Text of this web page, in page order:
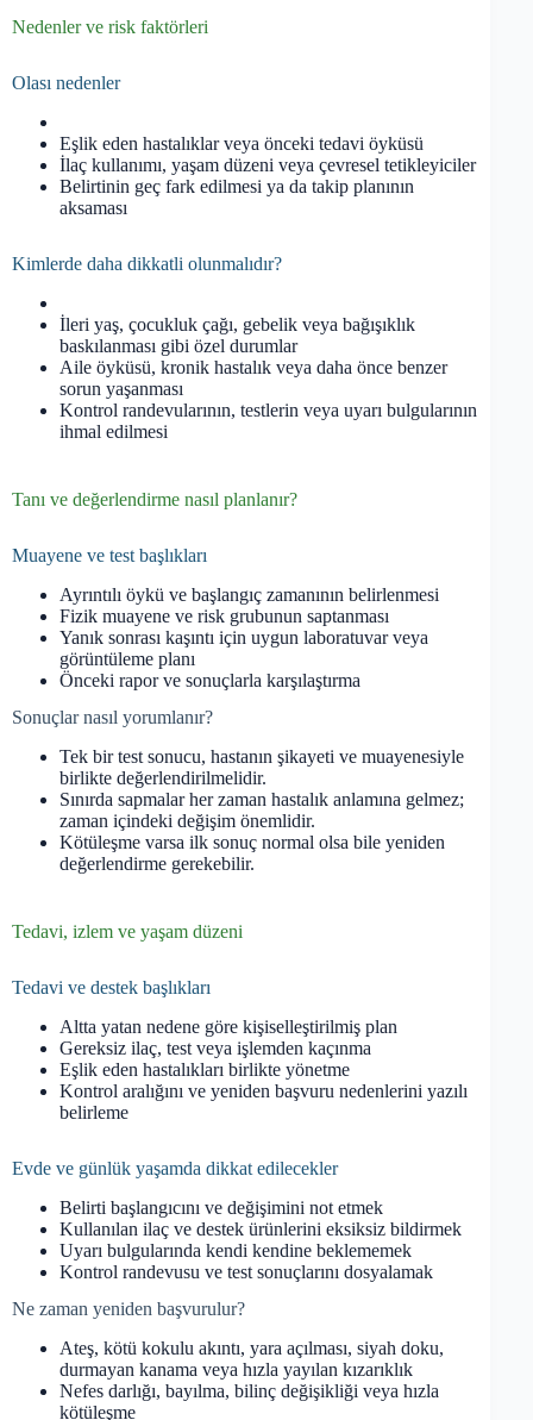
Nedenler ve risk faktörleri
Olası nedenler
Eşlik eden hastalıklar veya önceki tedavi öyküsü
İlaç kullanımı, yaşam düzeni veya çevresel tetikleyiciler
Belirtinin geç fark edilmesi ya da takip planının
aksaması
Kimlerde daha dikkatli olunmalıdır?
İleri yaş, çocukluk çağı, gebelik veya bağışıklık
baskılanması gibi özel durumlar
Aile öyküsü, kronik hastalık veya daha önce benzer
sorun yaşanması
Kontrol randevularının, testlerin veya uyarı bulgularının
ihmal edilmesi
Tanı ve değerlendirme nasıl planlanır?
Muayene ve test başlıkları
Ayrıntılı öykü ve başlangıç zamanının belirlenmesi
Fizik muayene ve risk grubunun saptanması
Yanık sonrası kaşıntı için uygun laboratuvar veya
görüntüleme planı
Önceki rapor ve sonuçlarla karşılaştırma
Sonuçlar nasıl yorumlanır?
Tek bir test sonucu, hastanın şikayeti ve muayenesiyle
birlikte değerlendirilmelidir.
Sınırda sapmalar her zaman hastalık anlamına gelmez;
zaman içindeki değişim önemlidir.
Kötüleşme varsa ilk sonuç normal olsa bile yeniden
değerlendirme gerekebilir.
Tedavi, izlem ve yaşam düzeni
Tedavi ve destek başlıkları
Altta yatan nedene göre kişiselleştirilmiş plan
Gereksiz ilaç, test veya işlemden kaçınma
Eşlik eden hastalıkları birlikte yönetme
Kontrol aralığını ve yeniden başvuru nedenlerini yazılı
belirleme
Evde ve günlük yaşamda dikkat edilecekler
Belirti başlangıcını ve değişimini not etmek
Kullanılan ilaç ve destek ürünlerini eksiksiz bildirmek
Uyarı bulgularında kendi kendine beklememek
Kontrol randevusu ve test sonuçlarını dosyalamak
Ne zaman yeniden başvurulur?
Ateş, kötü kokulu akıntı, yara açılması, siyah doku,
durmayan kanama veya hızla yayılan kızarıklık
Nefes darlığı, bayılma, bilinç değişikliği veya hızla
kötüleşme